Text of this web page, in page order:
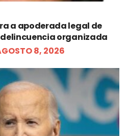
a apoderada legal de
organizada
8, 2026